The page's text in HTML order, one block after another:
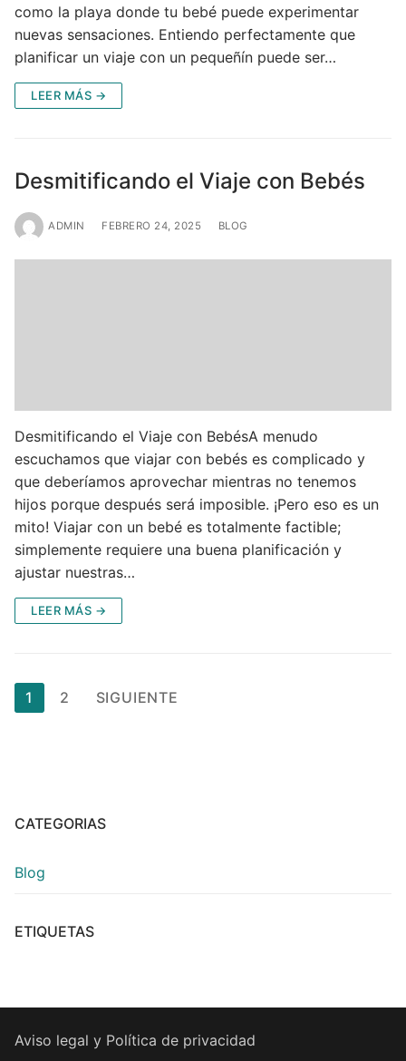
como la playa donde tu bebé puede experimentar
nuevas sensaciones. Entiendo perfectamente que
planificar un viaje con un pequeñín puede ser…
LEER MÁS →
Desmitificando el Viaje con Bebés
ADMIN FEBRERO 24, 2025 BLOG
Desmitificando el Viaje con BebésA menudo
escuchamos que viajar con bebés es complicado y
que deberíamos aprovechar mientras no tenemos
hijos porque después será imposible. ¡Pero eso es un
mito! Viajar con un bebé es totalmente factible;
simplemente requiere una buena planificación y
ajustar nuestras…
LEER MÁS →
1 2 SIGUIENTE
CATEGORIAS
Blog
ETIQUETAS
Aviso legal y Política de privacidad